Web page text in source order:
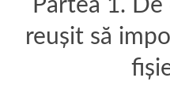
Partea 1.
reușit să